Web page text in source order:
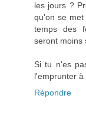
les jours ?
qu'on se met
temps des
seront moins
Si tu n'es
l'emprunter à
Répondre